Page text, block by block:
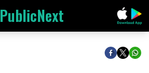
PublicNext